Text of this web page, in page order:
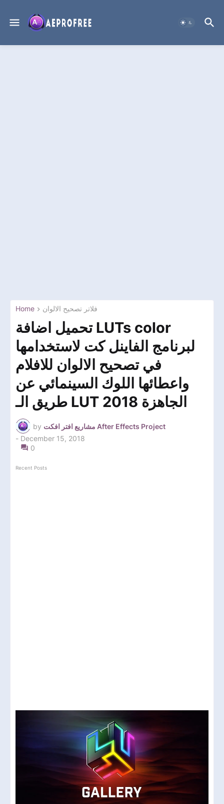
Home فلاتر تصحيح الالوان
تحميل اضافة LUTs color
لبرنامج الفاينل كت لاستخدامها
في تصحيح الالوان للافلام
واعطائها اللوك السينمائي عن
طريق الـ LUT الجاهزة 2018
by
مشاريع افتر افكت After Effects Project
- December 15, 2018
0
Recent Posts